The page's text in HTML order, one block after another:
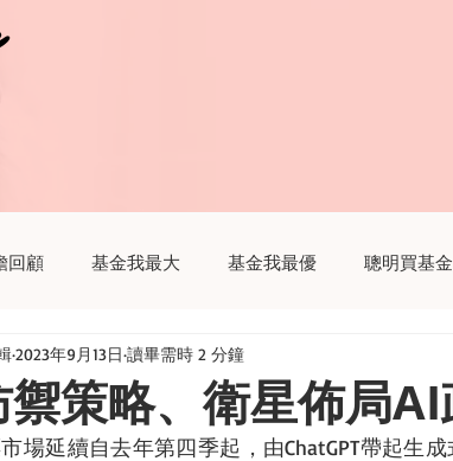
回顧 基金我最大 基金我最優 聰明買基金
趣 聽基金 生活我最大
策略、衛星佈局
2023年9月13日 讀畢需時 2 分鐘
場延續自去年第四季起，由ChatGPT帶起生